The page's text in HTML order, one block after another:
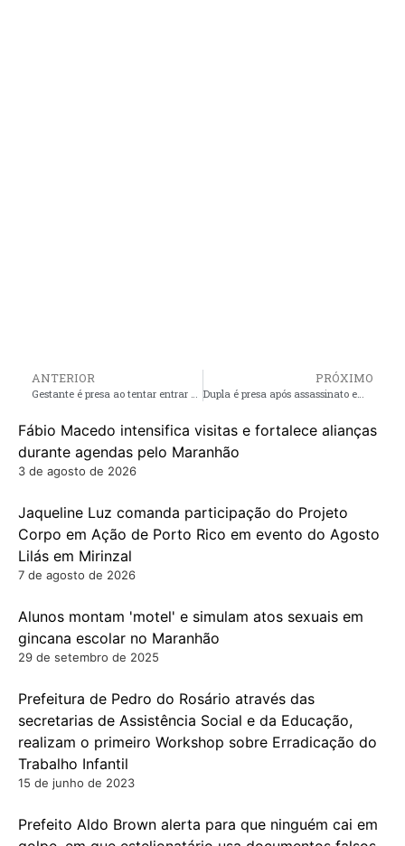
ANTERIOR
Gestante é presa ao tentar entrar em presídio com maconha escondida
PRÓXIMO
Dupla é presa após assassinato em caminhada política em Codó
Fábio Macedo intensifica visitas e fortalece alianças
durante agendas pelo Maranhão
3 de agosto de 2026
Jaqueline Luz comanda participação do Projeto
Corpo em Ação de Porto Rico em evento do Agosto
Lilás em Mirinzal
7 de agosto de 2026
Alunos montam 'motel' e simulam atos sexuais em
gincana escolar no Maranhão
29 de setembro de 2025
Prefeitura de Pedro do Rosário através das
secretarias de Assistência Social e da Educação,
realizam o primeiro Workshop sobre Erradicação do
Trabalho Infantil
15 de junho de 2023
Prefeito Aldo Brown alerta para que ninguém cai em